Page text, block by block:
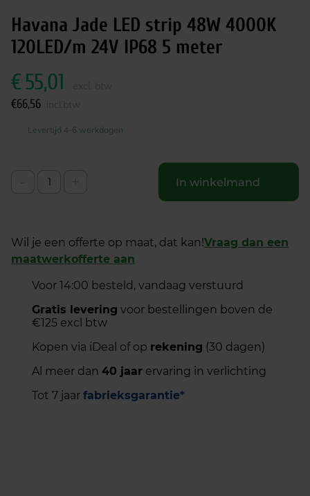
Havana Jade LED strip 48W 4000K
120LED/m 24V IP68 5 meter
€55,01
€66,56
Levertijd 4-6 werkdagen
In winkelmand
Wil je een offerte op maat, dat kan!Vraag dan een
maatwerkofferte aan
Voor 14:00 besteld, vandaag verstuurd
Gratis levering voor bestellingen boven de
€125 excl btw
Kopen via iDeal of op rekening (30 dagen)
Al meer dan 40 jaar ervaring in verlichting
Tot 7 jaar fabrieksgarantie*